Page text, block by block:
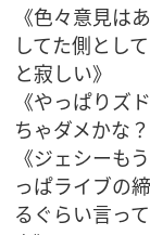
《色々意見は
してた側とし
と寂しい》
《やっぱりズ
ちゃダメかな？
《ジェシーも
っぱライブの
るぐらい言っ